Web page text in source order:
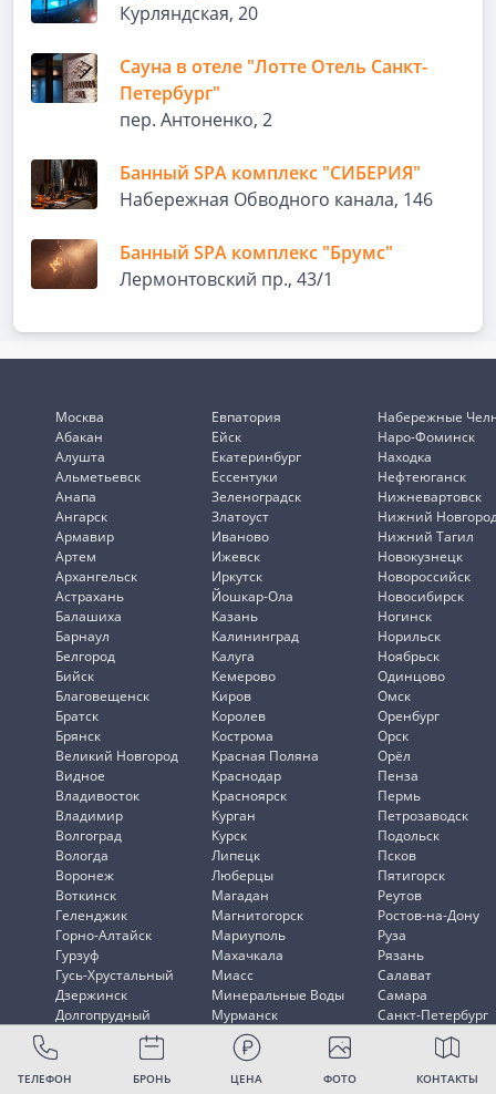
Курляндская, 20
Сауна в отеле "Лотте Отель Санкт-
Петербург"
пер. Антоненко, 2
Банный SPA комплекс "СИБЕРИЯ"
Набережная Обводного канала, 146
Банный SPA комплекс "Брумс"
Лермонтовский пр., 43/1
ТЕЛЕФОН БРОНЬ ЦЕНА ФОТО КОНТАКТЫ
Москва
Абакан
Алушта
Альметьевск
Анапа
Ангарск
Армавир
Артем
Архангельск
Астрахань
Балашиха
Барнаул
Белгород
Бийск
Благовещенск
Братск
Брянск
Великий Новгород
Видное
Владивосток
Владимир
Волгоград
Вологда
Воронеж
Воткинск
Геленджик
Горно-Алтайск
Гурзуф
Гусь-Хрустальный
Дзержинск
Долгопрудный
Евпатория
Ейск
Екатеринбург
Ессентуки
Зеленоградск
Златоуст
Иваново
Ижевск
Иркутск
Йошкар-Ола
Казань
Калининград
Калуга
Кемерово
Киров
Королев
Кострома
Красная Поляна
Краснодар
Красноярск
Курган
Курск
Липецк
Люберцы
Магадан
Магнитогорск
Мариуполь
Махачкала
Миасс
Минеральные Воды
Мурманск
Мытищи
Набережные
Наро-Фоминск
Находка
Нефтеюганск
Нижневартовск
Нижний
Нижний Тагил
Новокузнецк
Новороссийск
Новосибирск
Ногинск
Норильск
Ноябрьск
Одинцово
Омск
Оренбург
Орск
Орёл
Пенза
Пермь
Петрозаводск
Подольск
Псков
Пятигорск
Реутов
Ростов-на-Дону
Руза
Рязань
Салават
Самара
Санкт-Петербург